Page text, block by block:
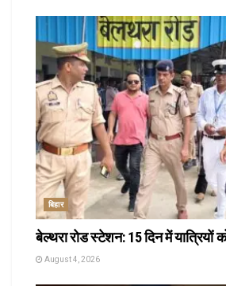
बिहार
बेल्थरा रोड स्टेशन: 15 दिन में यात्रियों
August 4, 2026